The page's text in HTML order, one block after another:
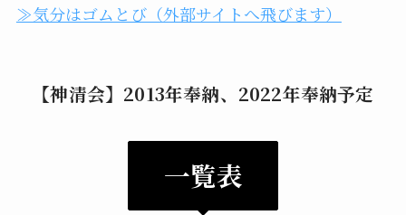
≫気分はゴムとび（外部サイトへ飛びます）
【神清会】2013年奉納、2022年奉納予定
一覧表